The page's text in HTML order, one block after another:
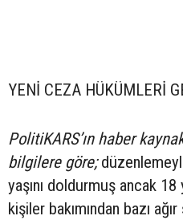
YENİ CEZA HÜKÜMLERİ
PolitiKARS’ın haber
bilgilere göre;
yaşını doldurmuş ancak 18
kişiler bakımından bazı